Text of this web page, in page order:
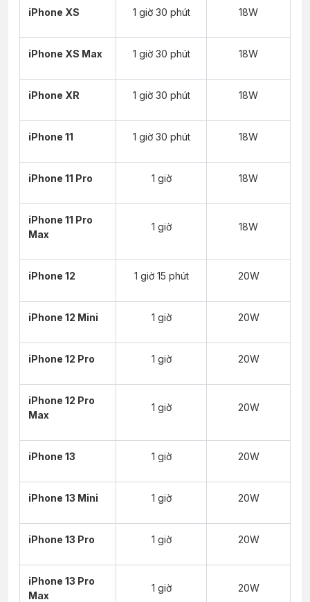
iPhone XS 1 giờ 30 phút 18W
iPhone XS Max 1 giờ 30 phút 18W
iPhone XR 1 giờ 30 phút 18W
iPhone 11 1 giờ 30 phút 18W
iPhone 11 Pro 1 giờ 18W
iPhone 11 Pro
Max
1 giờ 18W
iPhone 12 1 giờ 15 phút 20W
iPhone 12 Mini 1 giờ 20W
iPhone 12 Pro 1 giờ 20W
iPhone 12 Pro
Max
1 giờ 20W
iPhone 13 1 giờ 20W
iPhone 13 Mini 1 giờ 20W
iPhone 13 Pro 1 giờ 20W
iPhone 13 Pro
Max
1 giờ 20W